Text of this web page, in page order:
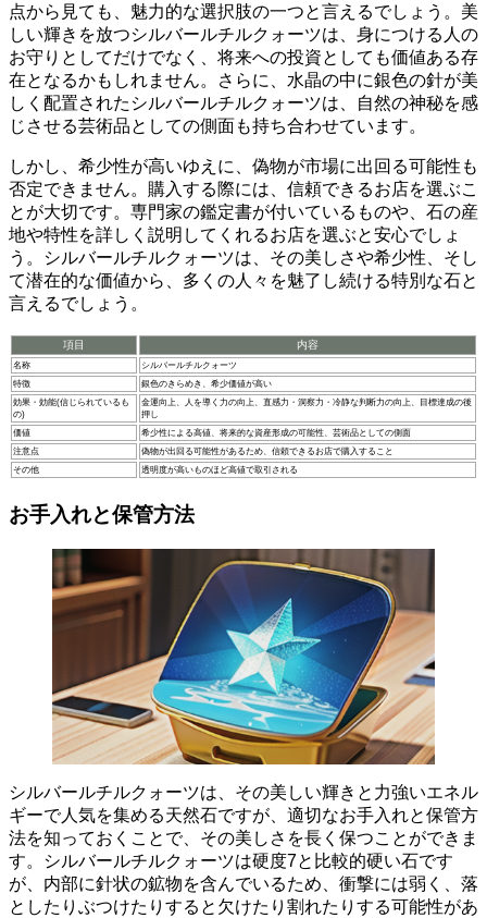
点から見ても、魅力的な選択肢の一つと言えるでしょう。美
しい輝きを放つシルバールチルクォーツは、身につける人の
お守りとしてだけでなく、将来への投資としても価値ある存
在となるかもしれません。さらに、水晶の中に銀色の針が美
しく配置されたシルバールチルクォーツは、自然の神秘を感
じさせる芸術品としての側面も持ち合わせています。
しかし、希少性が高いゆえに、偽物が市場に出回る可能性も
否定できません。 購入する際には、信頼できるお店を選ぶこ
とが大切です。専門家の鑑定書が付いているものや、石の産
地や特性を詳しく説明してくれるお店を選ぶと安心でしょ
う。シルバールチルクォーツは、その美しさや希少性、そし
て潜在的な価値から、多くの人々を魅了し続ける特別な石と
言えるでしょう。
項目 内容
名称
シルバールチルクォーツ
特徴
銀色のきらめき、希少価値が高い
効果・効能(信じられているも
の)
金運向上、人を導く力の向上、直感力・洞察力・冷静な判断力の向上、目標達成の後
押し
価値
希少性による高値、将来的な資産形成の可能性、芸術品としての側面
注意点
偽物が出回る可能性があるため、信頼できるお店で購入すること
その他
透明度が高いものほど高値で取引される
お手入れと保管方法
シルバールチルクォーツは、その美しい輝きと力強いエネル
ギーで人気を集める天然石ですが、 適切なお手入れと保管方
法を知っておくことで、その美しさを長く保つことができま
す。シルバールチルクォーツは硬度7と比較的硬い石です
が、 内部に針状の鉱物を含んでいるため、衝撃には弱く、落
としたりぶつけたりすると欠けたり割れたりする可能性があ